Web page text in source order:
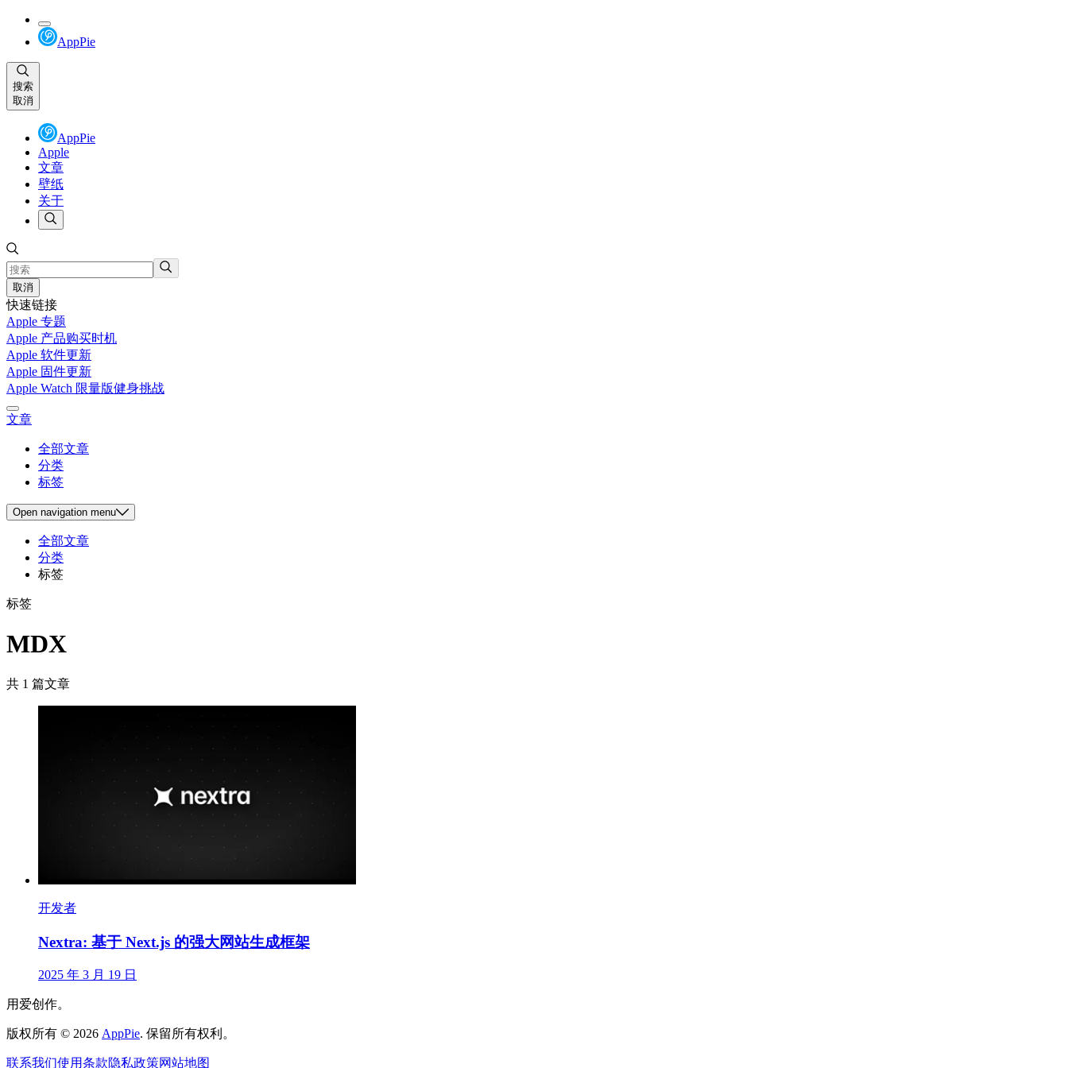
AppPie
搜索
取消
AppPie
Apple
文章
壁纸
关于
取消
快速链接
Apple 专题
Apple 产品购买时机
Apple 软件更新
Apple 固件更新
Apple Watch 限量版健身挑战
文章
全部文章
分类
标签
Open navigation menu
全部文章
分类
标签
标签
MDX
共 1 篇文章
开发者
Nextra: 基于 Next.js 的强大网站生成框架
2025 年 3 月 19 日
用爱创作。
版权所有 © 2026 AppPie. 保留所有权利。
联系我们使用条款隐私政策网站地图